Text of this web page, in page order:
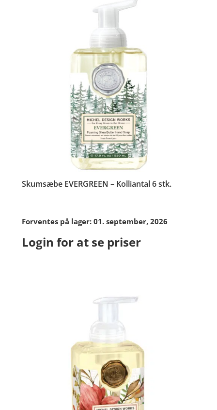
Skumsæbe EVERGREEN – Kolliantal 6 stk.
Forventes på lager: 01. september, 2026
Login for at se priser